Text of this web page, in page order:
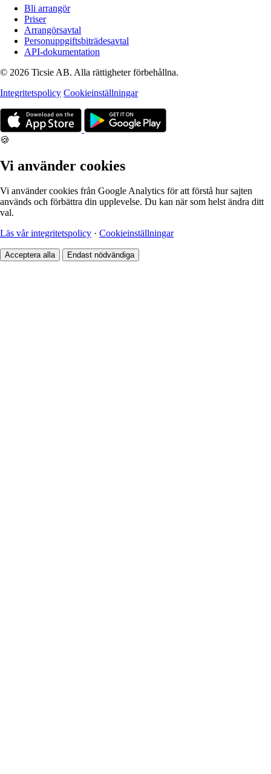
Bli arrangör
Priser
Arrangörsavtal
Personuppgiftsbiträdesavtal
API-dokumentation
© 2026 Ticsie AB. Alla rättigheter förbehållna.
Integritetspolicy Cookieinställningar
🍪
Vi använder cookies
Vi använder cookies från Google Analytics för att förstå hur sajten
används och förbättra din upplevelse. Du kan när som helst ändra ditt
val.
Läs vår integritetspolicy · Cookieinställningar
Acceptera alla Endast nödvändiga